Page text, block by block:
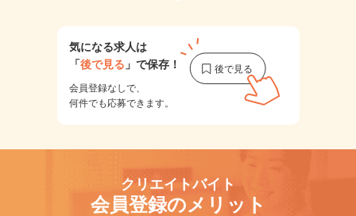
気になる求人は
「後で見る 」で保存！
会員登録なしで、
何件でも応募できます。
クリエイトバイト
会員登録のメリット